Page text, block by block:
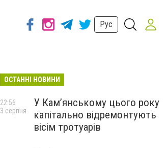
Рус
ОСТАННІ НОВИНИ
У Кам’янському цього року
капітально відремонтують
вісім тротуарів
22:56
3 серпня